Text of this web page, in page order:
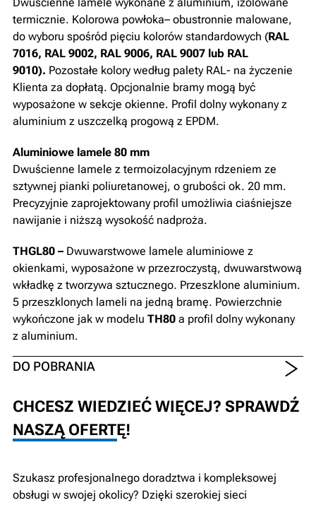
termicznie. Kolorowa powłoka– obustronnie malowane,
do wyboru spośród pięciu kolorów standardowych (RAL
7016, RAL 9002, RAL 9006, RAL 9007 lub RAL
9010). Pozostałe kolory według palety RAL- na życzenie
Klienta za dopłatą. Opcjonalnie bramy mogą być
wyposażone w sekcje okienne. Profil dolny wykonany z
aluminium z uszczelką progową z EPDM.
Aluminiowe lamele 80 mm
Dwuścienne lamele z termoizolacyjnym rdzeniem ze
sztywnej pianki poliuretanowej, o grubości ok. 20 mm.
Precyzyjnie zaprojektowany profil umożliwia ciaśniejsze
nawijanie i niższą wysokość nadproża.
THGL80 – Dwuwarstwowe lamele aluminiowe z
okienkami, wyposażone w przezroczystą, dwuwarstwową
wkładkę z tworzywa sztucznego. Przeszklone aluminium.
5 przeszklonych lameli na jedną bramę. Powierzchnie
wykończone jak w modelu TH80 a profil dolny wykonany
z aluminium.
DO POBRANIA
CHCESZ WIEDZIEĆ WIĘCEJ? SPRAWDŹ
NASZĄ OFERTĘ!
Szukasz profesjonalnego doradztwa i kompleksowej
obsługi w swojej okolicy? Dzięki szerokiej sieci